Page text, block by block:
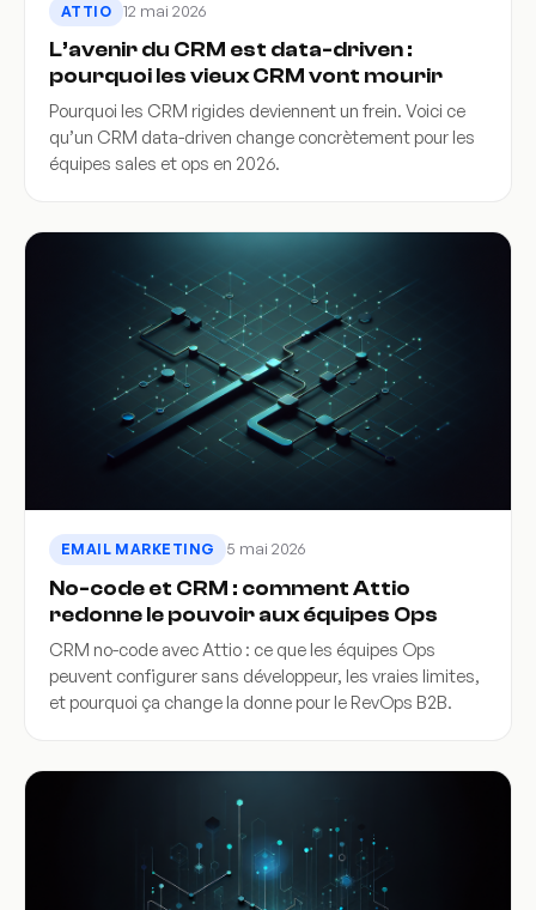
ATTIO 12 mai 2026
L’avenir du CRM est data-driven :
pourquoi les vieux CRM vont mourir
Pourquoi les CRM rigides deviennent un frein. Voici ce
qu’un CRM data-driven change concrètement pour les
équipes sales et ops en 2026.
EMAIL MARKETING 5 mai 2026
No-code et CRM : comment Attio
redonne le pouvoir aux équipes Ops
CRM no-code avec Attio : ce que les équipes Ops
peuvent configurer sans développeur, les vraies limites,
et pourquoi ça change la donne pour le RevOps B2B.